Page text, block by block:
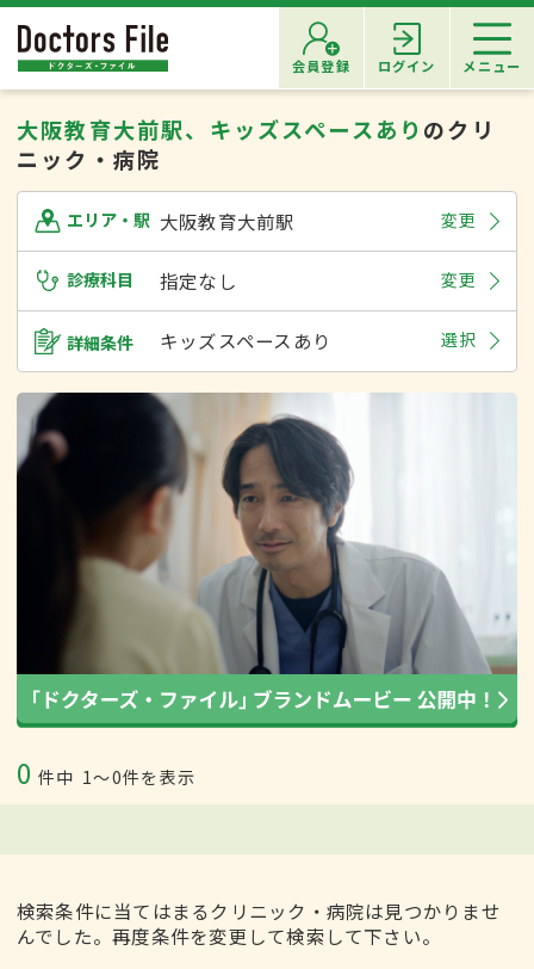
会員登録 ログイン メニュー
大阪教育大前駅、キッズスペースあり のクリ
ニック・病院
エリア・駅 大阪教育大前駅 変更
診療科目 指定なし 変更
詳細条件 キッズスペースあり 選択
0 件中 1〜0件を表示
検索条件に当てはまるクリニック・病院は見つかりませ
んでした。再度条件を変更して検索して下さい。